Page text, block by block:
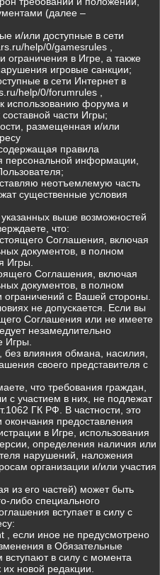
(далее –
и/или доступные в сети
help/0/gamesrules ,
в Игре, а также
игровые санкции;
в сети Интернет в
help/0/forumrules ,
использованию форума и
части Игры;
размещенная и/или
правила
персональной информации,
неотъемлемую часть
существенные условия
выше возможностей
что:
Соглашения, включая
документов, в полном
Игры.
Соглашения, включая
документов, в полном
с Вашей стороны.
не допускается. Если вы
Соглашения или не имеете
незамедлительно
Игры.
без влияния обмана, насилия,
своего представителя с
что требования граждан,
с участием в них, не подлежат
ГК РФ. В частности, это
окончания предоставления
в Игре, использования
определения наличия или
нарушений, наложения
организации и/или участия
из его частей) может быть
либо специального
вступает в силу с
, если иное не предусмотрено
в Обязательные
в силу с момента
новой редакции.